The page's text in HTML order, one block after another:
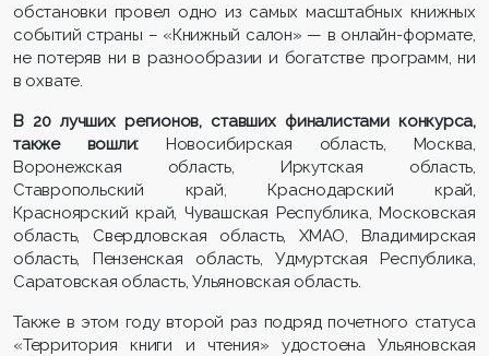
обстановки провел одно из самых масштабных книжных
событий страны – «Книжный салон» — в онлайн-формате,
не потеряв ни в разнообразии и богатстве программ, ни
в охвате.
В 20 лучших регионов, ставших финалистами конкурса,
также вошли: Новосибирская область, Москва,
Воронежская область, Иркутская область,
Ставропольский край, Краснодарский край,
Красноярский край, Чувашская Республика, Московская
область, Свердловская область, ХМАО, Владимирская
область, Пензенская область, Удмуртская Республика,
Саратовская область, Ульяновская область.
Также в этом году второй раз подряд почетного статуса
«Территория книги и чтения» удостоена Ульяновская